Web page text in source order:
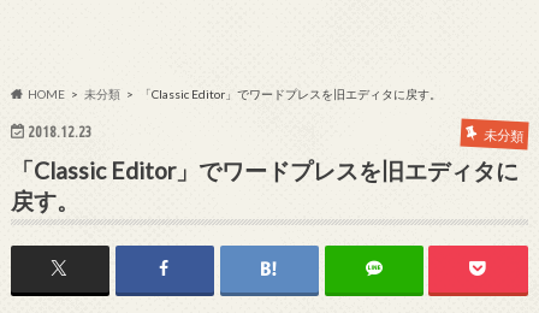
HOME 未分類 「Classic Editor」でワードプレスを旧エディタに戻す。
2018.12.23 未分類
「Classic Editor」でワードプレスを旧エディタに
戻す。